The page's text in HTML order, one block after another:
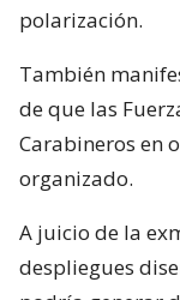
polarización.
También
de que las
Carabineros en
organizado.
A juicio de la
despliegues